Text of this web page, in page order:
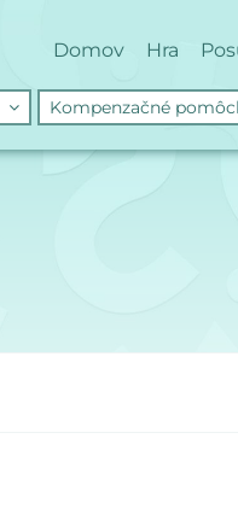
Domov Hra
Kompenzačné